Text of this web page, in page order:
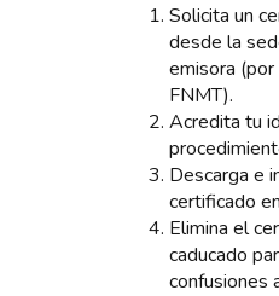
Solicita un
desde la
emisora
FNMT).
Acredita tu
Descarga e
certificado
Elimina el
caducado
confusiones